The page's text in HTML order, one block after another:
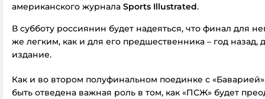
американского журнала Sports Illustrated.
В субботу россиянин будет надеяться, что финал для
же легким, как и для его предшественника – год назад,
издание.
Как и во втором полуфинальном поединке с
быть отведена важная роль в том, как «ПСЖ» будет